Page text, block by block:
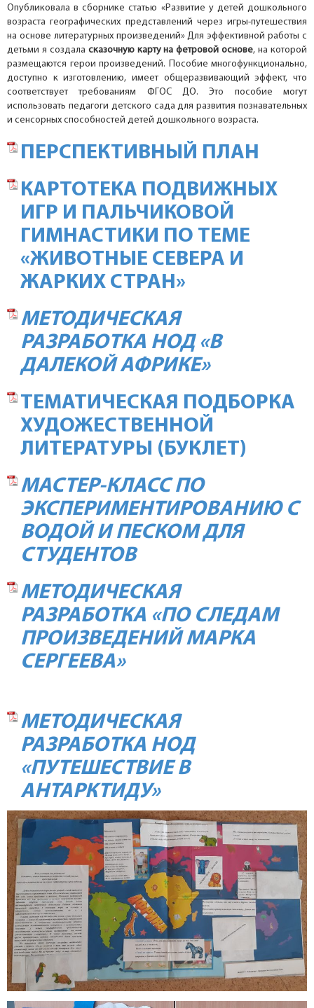
Опубликовала в сборнике статью «Развитие у детей дошкольного
возраста географических представлений через игры-путешествия
на основе литературных произведений» Для эффективной работы с
детьми я создала сказочную карту на фетровой основе, на которой
размещаются герои произведений. Пособие многофункционально,
доступно к изготовлению, имеет общеразвивающий эффект, что
соответствует требованиям ФГОС ДО. Это пособие могут
использовать педагоги детского сада для развития познавательных
и сенсорных способностей детей дошкольного возраста.
ПЕРСПЕКТИВНЫЙ ПЛАН
КАРТОТЕКА ПОДВИЖНЫХ
ИГР И ПАЛЬЧИКОВОЙ
ГИМНАСТИКИ ПО ТЕМЕ
«ЖИВОТНЫЕ СЕВЕРА И
ЖАРКИХ СТРАН»
МЕТОДИЧЕСКАЯ
РАЗРАБОТКА НОД «В
ДАЛЕКОЙ АФРИКЕ»
ТЕМАТИЧЕСКАЯ ПОДБОРКА
ХУДОЖЕСТВЕННОЙ
ЛИТЕРАТУРЫ (БУКЛЕТ)
МАСТЕР-КЛАСС ПО
ЭКСПЕРИМЕНТИРОВАНИЮ С
ВОДОЙ И ПЕСКОМ ДЛЯ
СТУДЕНТОВ
МЕТОДИЧЕСКАЯ
РАЗРАБОТКА «ПО СЛЕДАМ
ПРОИЗВЕДЕНИЙ МАРКА
СЕРГЕЕВА»
МЕТОДИЧЕСКАЯ
РАЗРАБОТКА НОД
«ПУТЕШЕСТВИЕ В
АНТАРКТИДУ»